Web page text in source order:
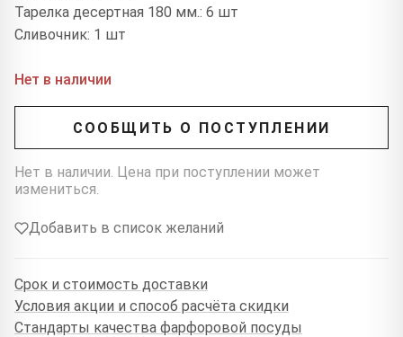
Тарелка десертная 180 мм.: 6 шт
Сливочник: 1 шт
Нет в наличии
СООБЩИТЬ О ПОСТУПЛЕНИИ
Нет в наличии. Цена при поступлении может
измениться.
Добавить в список желаний
Срок и стоимость доставки
Условия акции и способ расчёта скидки
Стандарты качества фарфоровой посуды